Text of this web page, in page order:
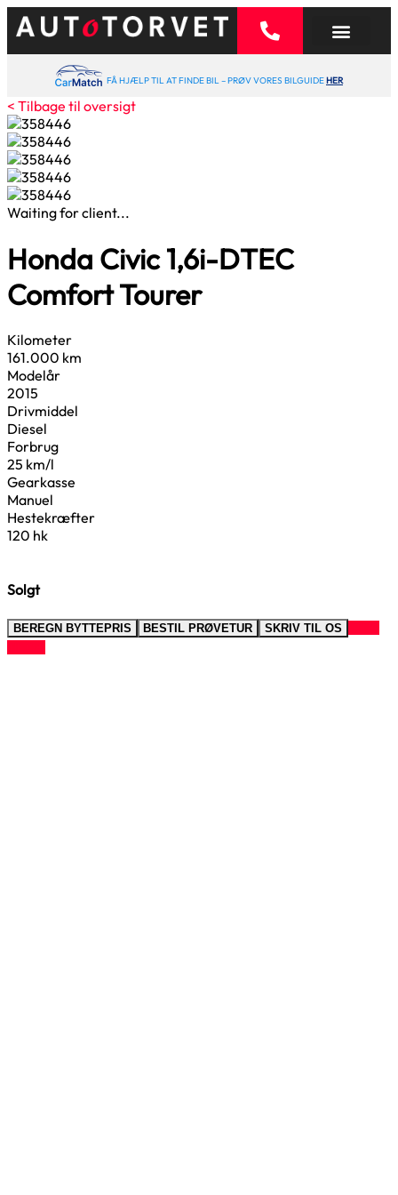
FÅ HJÆLP TIL AT FINDE BIL – PRØV VORES BILGUIDEHER
< Tilbage til oversigt
Waiting for client...
Honda Civic1,6i-DTEC
Comfort Tourer
Kilometer
161.000 km
Modelår
2015
Drivmiddel
Diesel
Forbrug
25 km/l
Gearkasse
Manuel
Hestekræfter
120 hk
Solgt
BEREGN BYTTEPRIS BESTIL PRØVETUR SKRIV TIL OS